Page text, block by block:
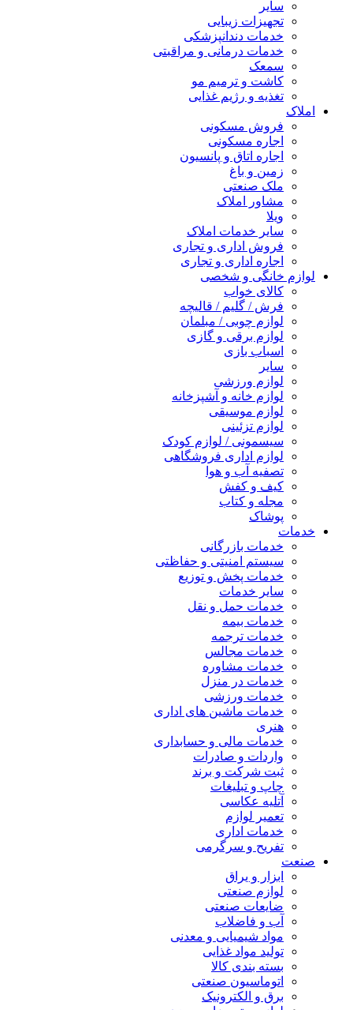
سایر
تجهیزات زیبایی
خدمات دندانپزشکی
خدمات درمانی و مراقبتی
سمعک
کاشت و ترمیم مو
تغذیه و رژیم غذایی
املاک
فروش مسکونی
اجاره مسکونی
اجاره اتاق و پانسیون
زمین و باغ
ملک صنعتی
مشاور املاک
ویلا
سایر خدمات املاک
فروش اداری و تجاری
اجاره اداری و تجاری
لوازم خانگی و شخصی
کالای خواب
فرش / گلیم / قالیچه
لوازم چوبی / مبلمان
لوازم برقی و گازی
اسباب بازی
سایر
لوازم ورزشی
لوازم خانه و آشپزخانه
لوازم موسیقی
لوازم تزئینی
سیسمونی / لوازم کودک
لوازم اداری فروشگاهی
تصفیه آب و هوا
کیف و کفش
مجله و کتاب
پوشاک
خدمات
خدمات بازرگانی
سیستم امنیتی و حفاظتی
خدمات پخش و توزیع
سایر خدمات
خدمات حمل و نقل
خدمات بیمه
خدمات ترجمه
خدمات مجالس
خدمات مشاوره
خدمات در منزل
خدمات ورزشی
خدمات ماشین های اداری
هنری
خدمات مالی و حسابداری
واردات و صادرات
ثبت شرکت و برند
چاپ و تبلیغات
آتلیه عکاسی
تعمیر لوازم
خدمات اداری
تفریح و سرگرمی
صنعت
ابزار و یراق
لوازم صنعتی
ضایعات صنعتی
آب و فاضلاب
مواد شیمیایی و معدنی
تولید مواد غذایی
بسته بندی کالا
اتوماسیون صنعتی
برق و الکترونیک